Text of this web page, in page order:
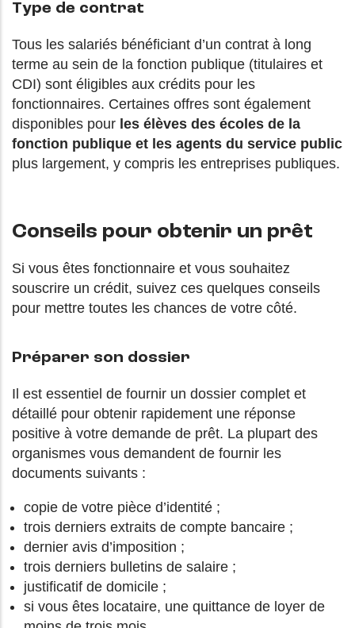
Type de contrat
Tous les salariés bénéficiant d’un contrat à long
terme au sein de la fonction publique (titulaires et
CDI) sont éligibles aux crédits pour les
fonctionnaires. Certaines offres sont également
disponibles pour les élèves des écoles de la
fonction publique et les agents du service public
plus largement, y compris les entreprises publiques.
Conseils pour obtenir un prêt
Si vous êtes fonctionnaire et vous souhaitez
souscrire un crédit, suivez ces quelques conseils
pour mettre toutes les chances de votre côté.
Préparer son dossier
Il est essentiel de fournir un dossier complet et
détaillé pour obtenir rapidement une réponse
positive à votre demande de prêt. La plupart des
organismes vous demandent de fournir les
documents suivants :
copie de votre pièce d’identité ;
trois derniers extraits de compte bancaire ;
dernier avis d’imposition ;
trois derniers bulletins de salaire ;
justificatif de domicile ;
si vous êtes locataire, une quittance de loyer de